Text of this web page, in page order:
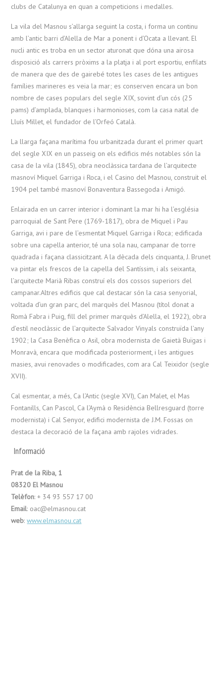
clubs de Catalunya en quan a competicions i medalles.
La vila del Masnou s’allarga seguint la costa, i forma un continu
amb l’antic barri d’Alella de Mar a ponent i d’Ocata a llevant. El
nucli antic es troba en un sector aturonat que dóna una airosa
disposició als carrers pròxims a la platja i al port esportiu, enfilats
de manera que des de gairebé totes les cases de les antigues
famílies marineres es veia la mar; es conserven encara un bon
nombre de cases populars del segle XIX, sovint d’un cós (25
pams) d’amplada, blanques i harmonioses, com la casa natal de
Lluís Millet, el fundador de l’Orfeó Català.
La llarga façana marítima fou urbanitzada durant el primer quart
del segle XIX en un passeig on els edificis més notables són la
casa de la vila (1845), obra neoclàssica tardana de l’arquitecte
masnoví Miquel Garriga i Roca, i el Casino del Masnou, construït el
1904 pel també masnoví Bonaventura Bassegoda i Amigó.
Enlairada en un carrer interior i dominant la mar hi ha l’església
parroquial de Sant Pere (1769-1817), obra de Miquel i Pau
Garriga, avi i pare de l’esmentat Miquel Garriga i Roca; edificada
sobre una capella anterior, té una sola nau, campanar de torre
quadrada i façana classicitzant. A la dècada dels cinquanta, J. Brunet
va pintar els frescos de la capella del Santíssim, i als seixanta,
l’arquitecte Marià Ribas construí els dos cossos superiors del
campanar.Altres edificis que cal destacar són la casa senyorial,
voltada d’un gran parc, del marquès del Masnou (títol donat a
Romà Fabra i Puig, fill del primer marquès d’Alella, el 1922), obra
d’estil neoclàssic de l’arquitecte Salvador Vinyals construïda l’any
1902; la Casa Benèfica o Asil, obra modernista de Gaietà Buïgas i
Monravà, encara que modificada posteriorment, i les antigues
masies, avui renovades o modificades, com ara Cal Teixidor (segle
XVII).
Cal esmentar, a més, Ca l’Antic (segle XVI), Can Malet, el Mas
Fontanills, Can Pascol, Ca l’Aymà o Residència Bellresguard (torre
modernista) i Cal Senyor, edifici modernista de J.M. Fossas on
destaca la decoració de la façana amb rajoles vidrades.
Informació
Prat de la Riba, 1
08320 El Masnou
Telèfon: + 34 93 557 17 00
Email: oac@elmasnou.cat
web:www.elmasnou.cat